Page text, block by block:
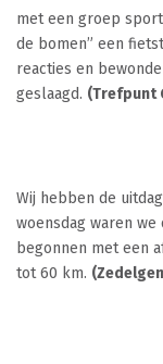
met een groep
de bomen” een
reacties en
geslaagd. (Trefpunt
Wij hebben de
woensdag waren
begonnen met een
tot 60 km.